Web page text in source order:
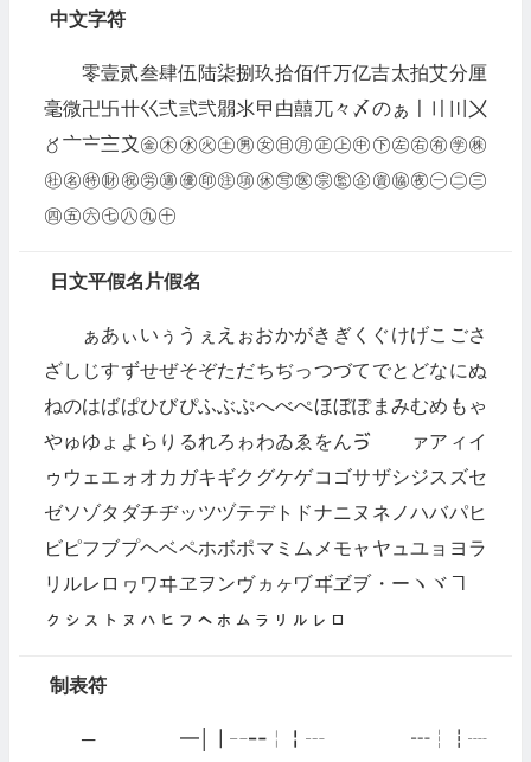
中文字符
零壹贰叁肆伍陆柒捌玖拾佰仟万亿吉太拍艾分厘
毫微卍卐卄巜弍弎弐朤氺曱甴囍兀々〆のぁ〡〢〣〤
〥〦〧〨〩㊎㊍㊌㊋㊏㊚㊛㊐㊊㊣㊤㊥㊦㊧㊨㊒㊫㊑
㊓㊔㊕㊖㊗㊘㊜㊝㊞㊟㊠㊡㊢㊩㊪㊬㊭㊮㊯㊰㊀㊁㊂
㊃㊄㊅㊆㊇㊈㊉
日文平假名片假名
ぁあぃいぅうぇえぉおかがきぎくぐけげこごさ
ざしじすずせぜそぞただちぢっつづてでとどなにぬ
ねのはばぱひびぴふぶぷへべぺほぼぽまみむめもゃ
やゅゆょよらりるれろゎわゐゑをんゔゕゖァアィイ
ゥウェエォオカガキギクグケゲコゴサザシジスズセ
ゼソゾタダチヂッツヅテデトドナニヌネノハバパヒ
ビピフブプヘベペホボポマミムメモャヤュユョヨラ
リルレロヮワヰヱヲンヴヵヶヷヸヹヺ・ーヽヾヿ゠
ㇰㇱㇲㇳㇴㇵㇶㇷㇸㇹㇺㇻㇼㇽㇾㇿ
制表符
─ ━│┃╌╍╎╏┄ ┅┆┇┈